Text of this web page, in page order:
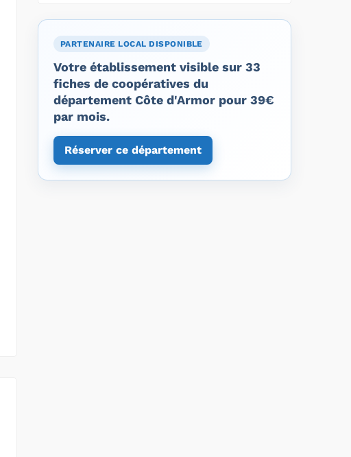
PARTENAIRE LOCAL DISPONIBLE
Votre établissement visible sur 33
fiches de coopératives du
département Côte d'Armor pour 39€
par mois.
Réserver ce département